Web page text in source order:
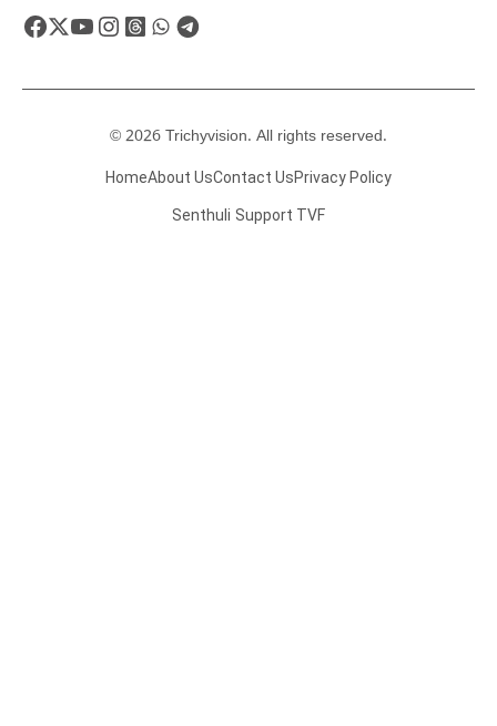
© 2026 Trichyvision. All rights reserved.
HomeAbout UsContact UsPrivacy Policy
Senthuli Support TVF